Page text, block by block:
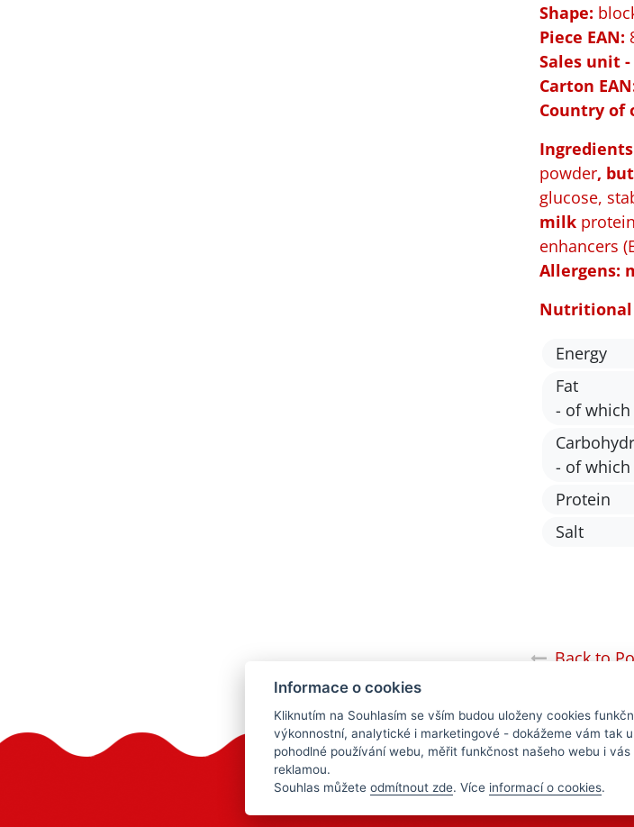
Shape:
Piece EAN:
Sales unit
Carton
Country of
powder,
glucose,
milk
enhancers
Allergens:
Nutritional
Energy
Fat
- of
- of which
Protein
Salt
Back to
© 2021 Milkpol. All
Informace o cookies
Kliknutím na Souhlasím se vším budou uloženy cookies
výkonnostní, analytické i marketingové - dokážeme vám tak
pohodlné používání webu, měřit funkčnost našeho webu i vás
reklamou.
Souhlas můžete odmítnout zde. Více informací o cookies.